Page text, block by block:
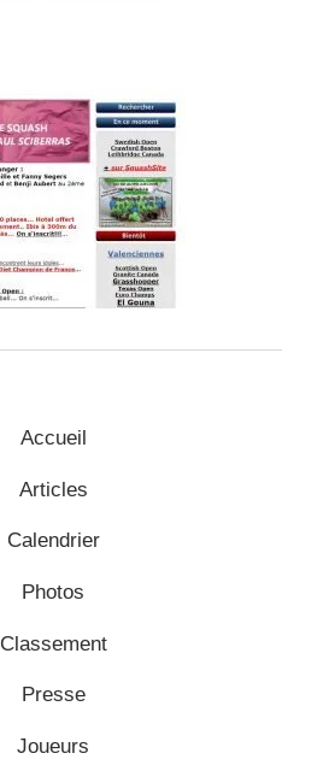
Accueil
Articles
Calendrier
Photos
Classement
Presse
Joueurs